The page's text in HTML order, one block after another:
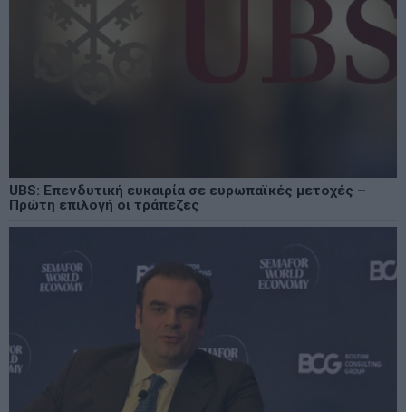
UBS: Επενδυτική ευκαιρία σε ευρωπαϊκές μετοχές –
Πρώτη επιλογή οι τράπεζες